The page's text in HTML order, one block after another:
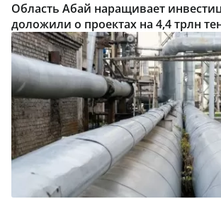
Область Абай наращивает
доложили о проектах на 4,4 трлн